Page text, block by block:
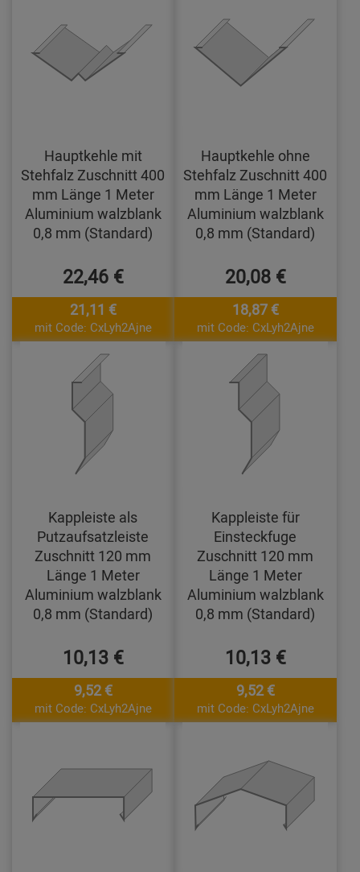
Hauptkehle mit
Stehfalz Zuschnitt 400
mm Länge 1 Meter
Aluminium walzblank
0,8 mm (Standard)
22,46 €
21,11 €
mit Code: CxLyh2Ajne
Hauptkehle ohne
Stehfalz Zuschnitt 400
mm Länge 1 Meter
Aluminium walzblank
0,8 mm (Standard)
20,08 €
18,87 €
mit Code: CxLyh2Ajne
Kappleiste als
Putzaufsatzleiste
Zuschnitt 120 mm
Länge 1 Meter
Aluminium walzblank
0,8 mm (Standard)
10,13 €
9,52 €
mit Code: CxLyh2Ajne
Kappleiste für
Einsteckfuge
Zuschnitt 120 mm
Länge 1 Meter
Aluminium walzblank
0,8 mm (Standard)
10,13 €
9,52 €
mit Code: CxLyh2Ajne